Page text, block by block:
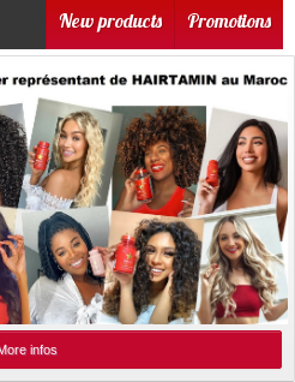
Promotions
New products
infos